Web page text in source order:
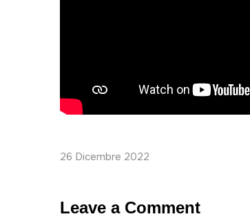
26 Dicembre 2022
Leave a Comment